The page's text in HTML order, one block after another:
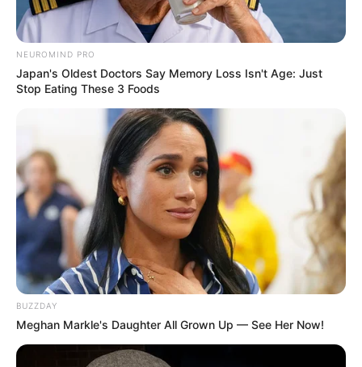
NEUROMIND PRO
Japan's Oldest Doctors Say Memory Loss Isn't Age: Just
Stop Eating These 3 Foods
BUZZDAY
Meghan Markle's Daughter All Grown Up — See Her Now!